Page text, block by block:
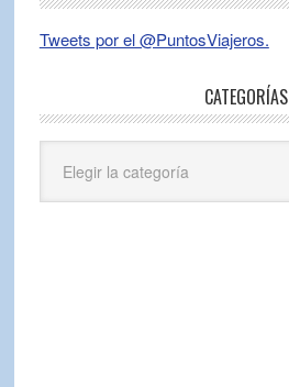
Tweets por el @PuntosViajeros.
CATEGORÍAS